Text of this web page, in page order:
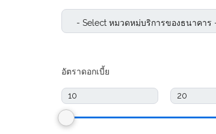
อัตราดอกเบี้ย